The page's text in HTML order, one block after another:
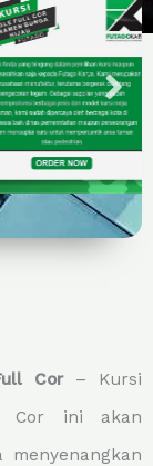
Cor– Kursi
Cor ini akan